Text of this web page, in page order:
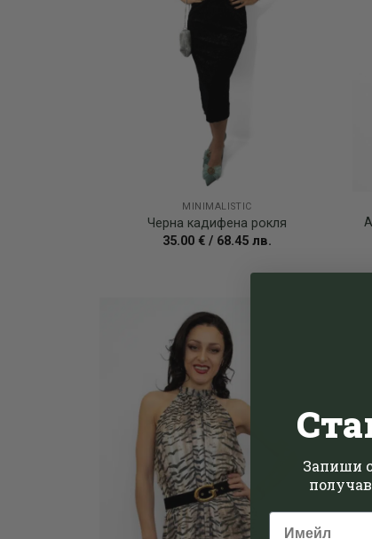
MINIMALISTIC
Черна кадифена рокля
35.00 € / 68.45 лв.
Запиши